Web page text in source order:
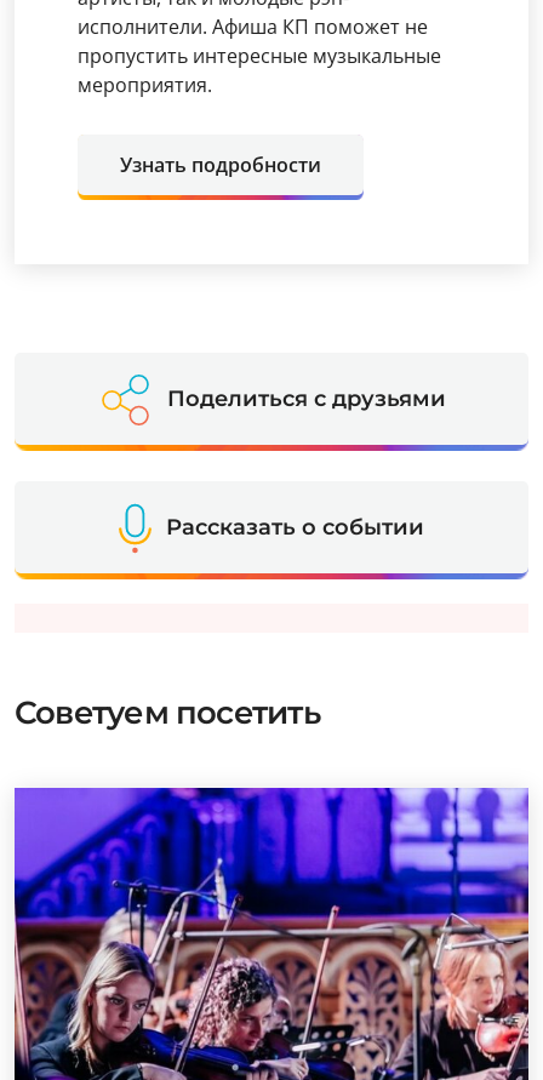
исполнители. Афиша КП поможет не
пропустить интересные музыкальные
мероприятия.
Узнать подробности
Поделиться с друзьями
Рассказать о событии
Советуем посетить